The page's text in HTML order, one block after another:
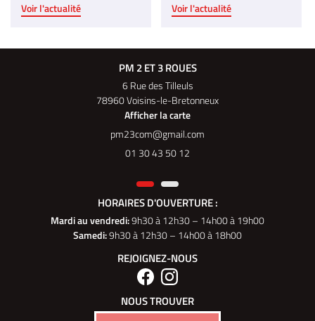
Voir l'actualité Voir l'actualité
PM 2 ET 3 ROUES
6 Rue des Tilleuls
78960 Voisins-le-Bretonneux
Afficher la carte
01 30 43 50 12
HORAIRES D'OUVERTURE :
Mardi au vendredi:9h30 à 12h30 – 14h00 à 19h00
Samedi:9h30 à 12h30 – 14h00 à 18h00
REJOIGNEZ-NOUS
NOUS TROUVER